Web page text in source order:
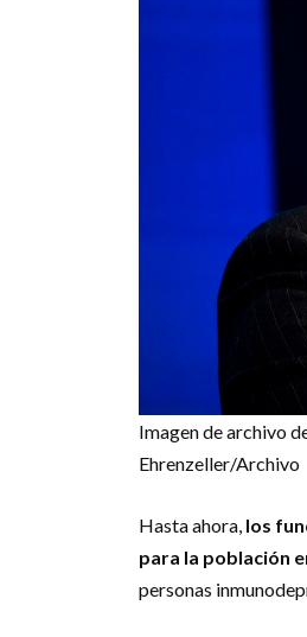
Imagen de archivo
Ehrenzeller/Archivo
Hasta ahora, los
para la población
personas